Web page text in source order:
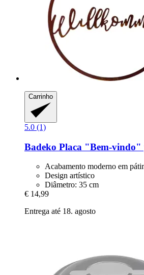
Carrinho
5.0 (1)
Badeko Placa "Bem-​vindo"
Acabamento moderno em
Design artístico
Diâmetro: 35 cm
€ 14,99
Entrega até 18. agosto